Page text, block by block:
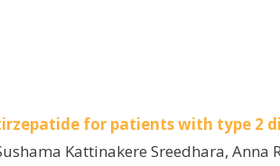
for patients with type 2
Kattinakere Sreedhara, Anna